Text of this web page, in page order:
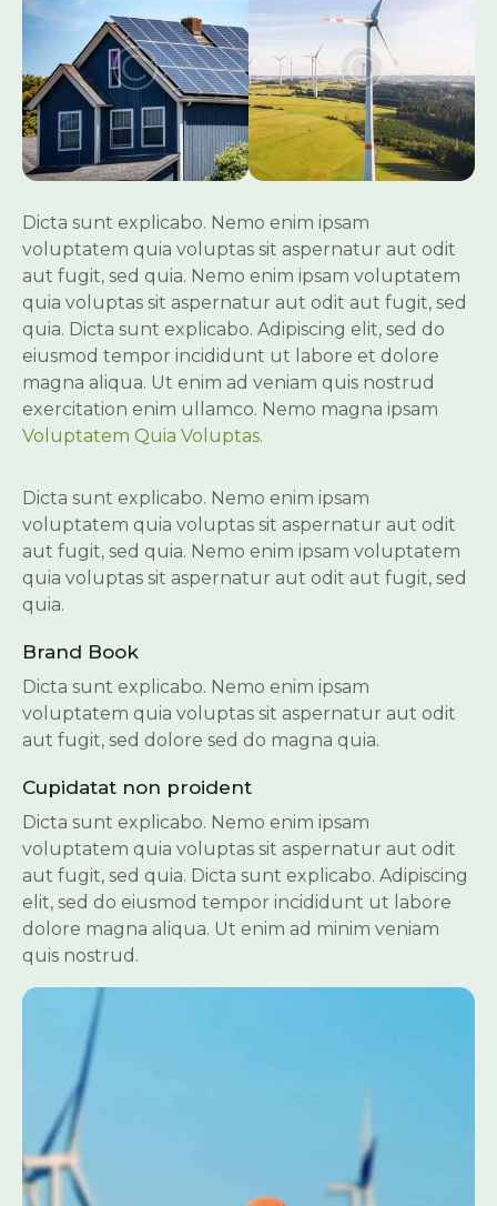
Dicta sunt explicabo. Nemo enim ipsam
voluptatem quia voluptas sit aspernatur aut odit
aut fugit, sed quia. Nemo enim ipsam voluptatem
quia voluptas sit aspernatur aut odit aut fugit, sed
quia. Dicta sunt explicabo. Adipiscing elit, sed do
eiusmod tempor incididunt ut labore et dolore
magna aliqua. Ut enim ad veniam quis nostrud
exercitation enim ullamco. Nemo magna ipsam
Voluptatem Quia Voluptas.
Dicta sunt explicabo. Nemo enim ipsam
voluptatem quia voluptas sit aspernatur aut odit
aut fugit, sed quia. Nemo enim ipsam voluptatem
quia voluptas sit aspernatur aut odit aut fugit, sed
quia.
Brand Book
Dicta sunt explicabo. Nemo enim ipsam
voluptatem quia voluptas sit aspernatur aut odit
aut fugit, sed dolore sed do magna quia.
Cupidatat non proident
Dicta sunt explicabo. Nemo enim ipsam
voluptatem quia voluptas sit aspernatur aut odit
aut fugit, sed quia. Dicta sunt explicabo. Adipiscing
elit, sed do eiusmod tempor incididunt ut labore
dolore magna aliqua. Ut enim ad minim veniam
quis nostrud.